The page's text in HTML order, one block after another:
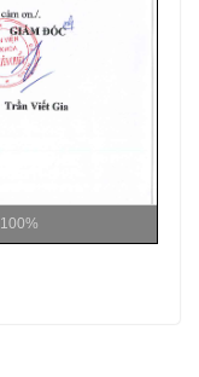
100%